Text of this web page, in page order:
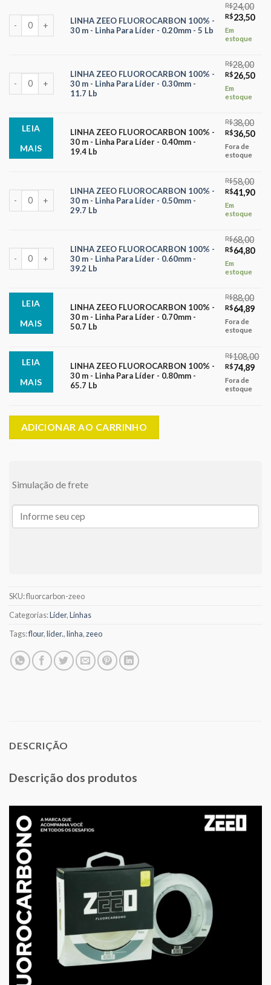
LINHA ZEEO FLUOROCARBON 100% - 30 m - Linha Para Líder -
LINHA ZEEO FLUOROCARBON 100% -
30 m - Linha Para Líder - 0.20mm - 5 Lb
R$24,00
O
preço
original
R$24,00.
R$23,50O
Em
estoque
LINHA ZEEO FLUOROCARBON 100% - 30 m - Linha Para Líder -
LINHA ZEEO FLUOROCARBON 100% -
30 m - Linha Para Líder - 0.30mm -
11.7 Lb
R$28,00
O
preço
original
R$28,00.
R$26,50O
Em
estoque
LEIA
MAIS
LINHA ZEEO FLUOROCARBON 100% -
30 m - Linha Para Líder - 0.40mm -
19.4 Lb
R$38,00
O
preço
original
R$38,00.
R$36,50O
Fora de
estoque
LINHA ZEEO FLUOROCARBON 100% - 30 m - Linha Para Líder -
LINHA ZEEO FLUOROCARBON 100% -
30 m - Linha Para Líder - 0.50mm -
29.7 Lb
R$58,00
O
preço
original
R$58,00.
R$41,90O
Em
estoque
LINHA ZEEO FLUOROCARBON 100% - 30 m - Linha Para Líder -
LINHA ZEEO FLUOROCARBON 100% -
30 m - Linha Para Líder - 0.60mm -
39.2 Lb
R$68,00
O
preço
original
R$68,00.
R$64,80O
Em
estoque
LEIA
MAIS
LINHA ZEEO FLUOROCARBON 100% -
30 m - Linha Para Líder - 0.70mm -
50.7 Lb
R$88,00
O
preço
original
R$88,00.
R$64,89O
Fora de
estoque
LEIA
MAIS
LINHA ZEEO FLUOROCARBON 100% -
30 m - Linha Para Líder - 0.80mm -
65.7 Lb
R$108,00
O
preço
original
R$74,89O
Fora de
estoque
ADICIONAR AO CARRINHO
Simulação de frete
SKU:fluorcarbon-zeeo
Categorias:Líder,Linhas
Tags:flour,lider.,linha,zeeo
DESCRIÇÃO
Descrição dos produtos